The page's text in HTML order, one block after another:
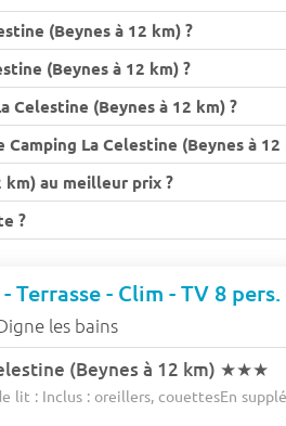
(Beynes à 12 km) ?
(Beynes à 12 km) ?
Celestine (Beynes à 12 km) ?
La Celestine (Beynes à 12
km) au meilleur prix ?
?
Terrasse - Clim - TV 8 pers.
les bains
(Beynes à 12 km) ★★★
lit : Inclus : oreillers, couettesEn